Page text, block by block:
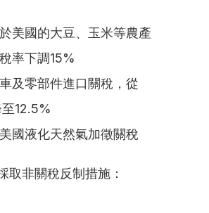
美國的大豆、玉米等農產
率下調15%
及零部件進口關稅，從
12.5%
國液化天然氣加徵關稅
取非關稅反制措施：